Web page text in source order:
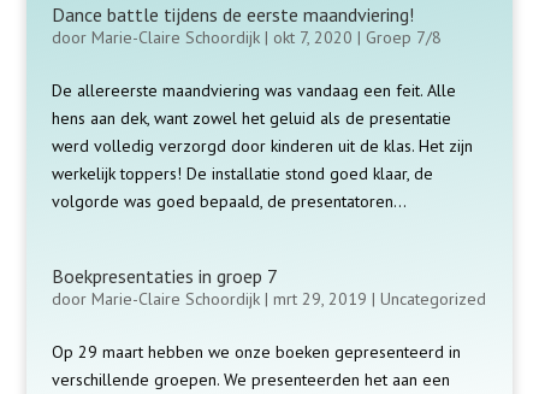
Dance battle tijdens de eerste maandviering!
door Marie-Claire Schoordijk| okt 7, 2020 | Groep 7/8
De allereerste maandviering was vandaag een feit. Alle
hens aan dek, want zowel het geluid als de presentatie
werd volledig verzorgd door kinderen uit de klas. Het zijn
werkelijk toppers! De installatie stond goed klaar, de
volgorde was goed bepaald, de presentatoren...
Boekpresentaties in groep 7
door Marie-Claire Schoordijk| mrt 29, 2019 | Uncategorized
Op 29 maart hebben we onze boeken gepresenteerd in
verschillende groepen. We presenteerden het aan een